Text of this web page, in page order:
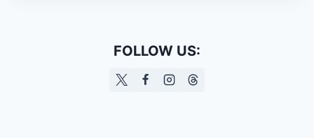
FOLLOW US: